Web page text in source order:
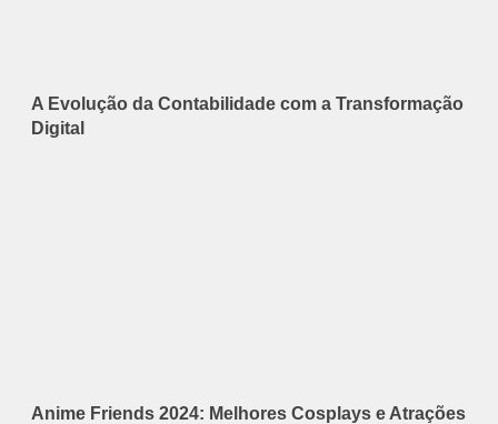
A Evolução da Contabilidade com a Transformação
Digital
Anime Friends 2024: Melhores Cosplays e Atrações